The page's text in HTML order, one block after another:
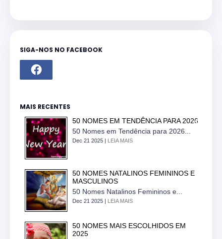
SIGA-NOS NO FACEBOOK
MAIS RECENTES
50 NOMES EM TENDÊNCIA PARA 2026
50 Nomes em Tendência para 2026...
Dec 21 2025 | LEIA MAIS
50 NOMES NATALINOS FEMININOS E
MASCULINOS
50 Nomes Natalinos Femininos e...
Dec 21 2025 | LEIA MAIS
50 NOMES MAIS ESCOLHIDOS EM
2025